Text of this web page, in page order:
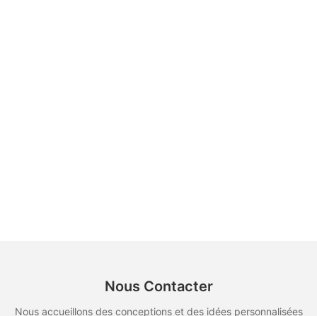
Nous Contacter
Nous accueillons des conceptions et des idées personnalisées